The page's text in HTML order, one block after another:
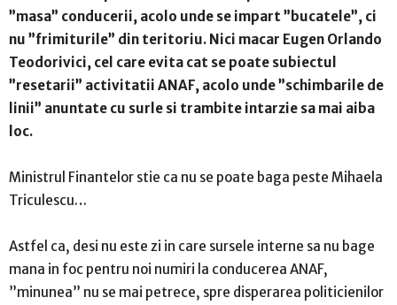
”masa” conducerii, acolo unde se impart ”bucatele”, ci
nu ”frimiturile” din teritoriu. Nici macar Eugen Orlando
Teodorivici, cel care evita cat se poate subiectul
”resetarii” activitatii ANAF, acolo unde ”schimbarile de
linii” anuntate cu surle si trambite intarzie sa mai aiba
loc.
Ministrul Finantelor stie ca nu se poate baga peste Mihaela
Triculescu…
Astfel ca, desi nu este zi in care sursele interne sa nu bage
mana in foc pentru noi numiri la conducerea ANAF,
”minunea” nu se mai petrece, spre disperarea politicienilor